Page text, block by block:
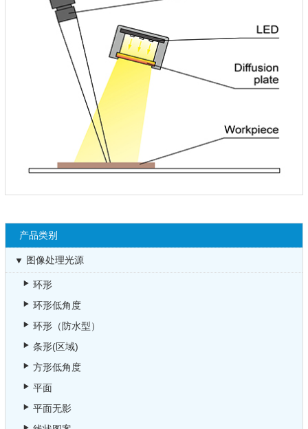
产品类别
图像处理光源
环形
环形低角度
环形（防水型）
条形(区域)
方形低角度
平面
平面无影